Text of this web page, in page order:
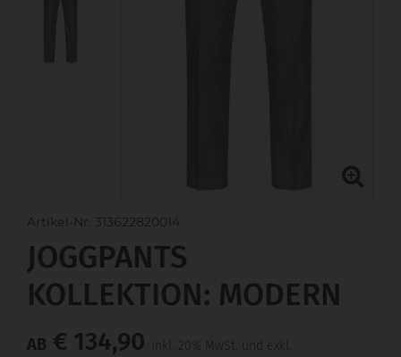
Artikel-Nr. 313622820014
JOGGPANTS
KOLLEKTION: MODERN
AB € 134,90
inkl. 20% MwSt. und exkl.